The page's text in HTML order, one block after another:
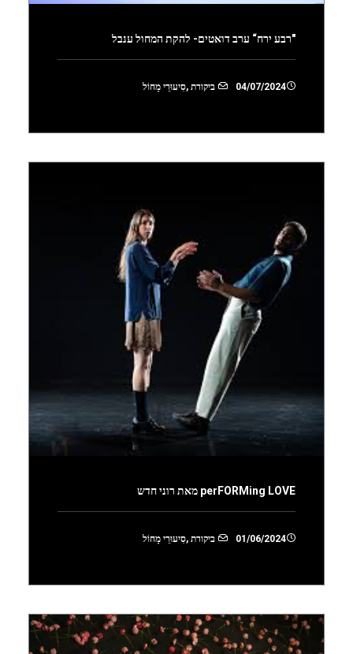
"רבע ירח“ ערב דואטים- להקת המחול ענבל
04/07/2024 ביקורת ,סִיעוּרֵי מָחוֹל
perFORMing LOVE מאת רוני חדש
01/06/2024 ביקורת ,סִיעוּרֵי מָחוֹל